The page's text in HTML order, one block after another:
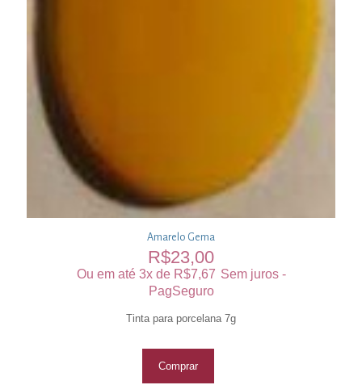
Amarelo Gema
R$23,00
Ou em até 3x de R$7,67 Sem juros -
PagSeguro
Tinta para porcelana 7g
Comprar